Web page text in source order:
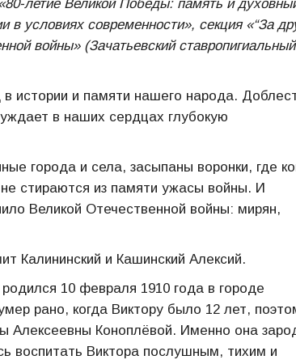
летие Великой Победы: память и
условиях современности», секция «“За
войны» (Зачатьевский ставропигиальный
истории и памяти нашего народа.
в наших сердцах глубокую
города и села, засыпаны воронки, где
стираются из памяти ужасы войны. И
Великой Отечественной войны: мирян,
Калининский и Кашинский Алексий.
10 февраля 1910 года в городе
рано, когда Виктору было 12 лет,
Алексеевны Коноплёвой. Именно она
воспитать Виктора послушным, тихим и